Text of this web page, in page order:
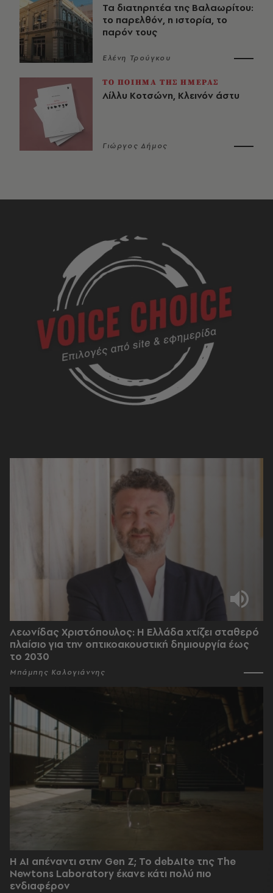
Τα διατηρητέα της Βαλαωρίτου:
το παρελθόν, η ιστορία, το
παρόν τους
Ελένη Τρούγκου
ΤΟ ΠΟΙΗΜΑ ΤΗΣ ΗΜΕΡΑΣ
Λίλλυ Κοτσώνη, Κλεινόν άστυ
Γιώργος Δήμος
Λεωνίδας Χριστόπουλος: Η Ελλάδα χτίζει σταθερό
πλαίσιο για την οπτικοακουστική δημιουργία έως
το 2030
Μπάμπης Καλογιάννης
Η AI απέναντι στην Gen Z; Το debAIte της The
Newtons Laboratory έκανε κάτι πολύ πιο
ενδιαφέρον